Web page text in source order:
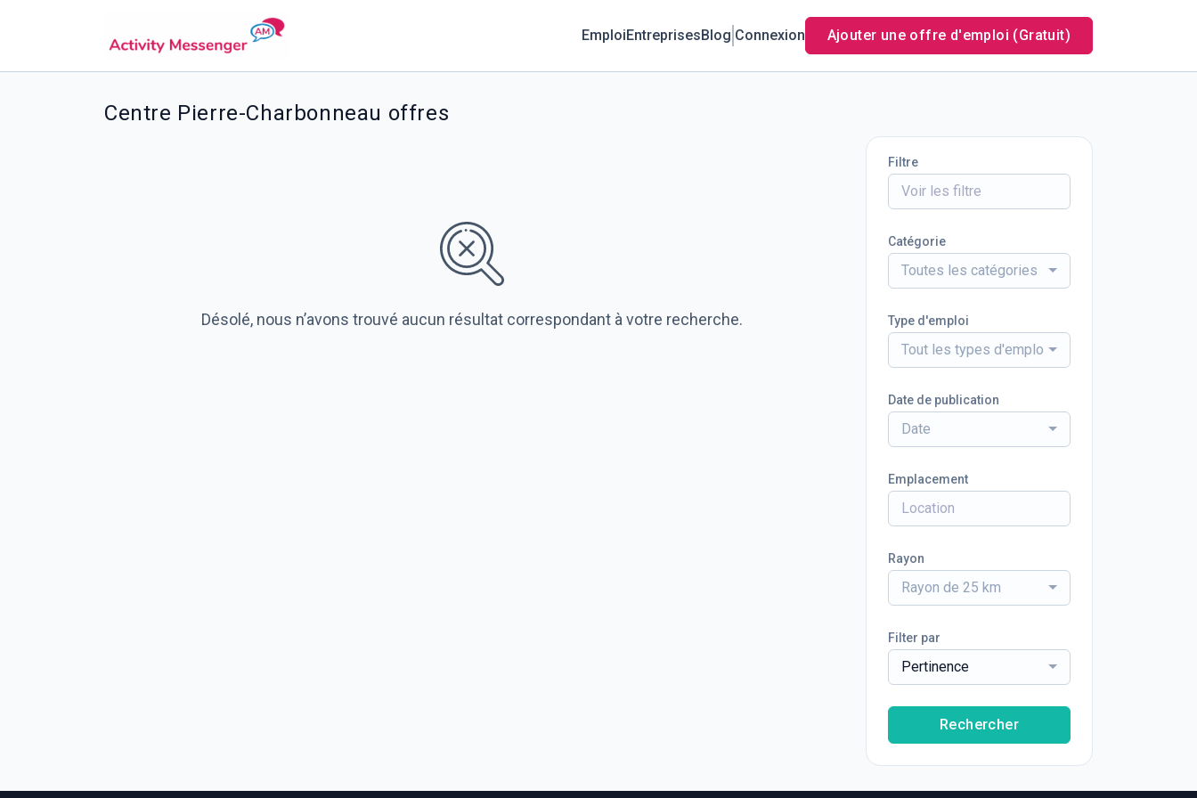
EmploiEntreprisesBlog Connexion Ajouter une offre d'emploi (Gratuit)
Centre Pierre-Charbonneau offres
Désolé, nous n’avons trouvé aucun résultat correspondant à votre recherche.
Filtre
Catégorie
Toutes les catégories
Type d'emploi
Tout les types d'emploi
Date de publication
Date
Emplacement
Rayon
Rayon de 25 km
Filter par
Pertinence
Rechercher